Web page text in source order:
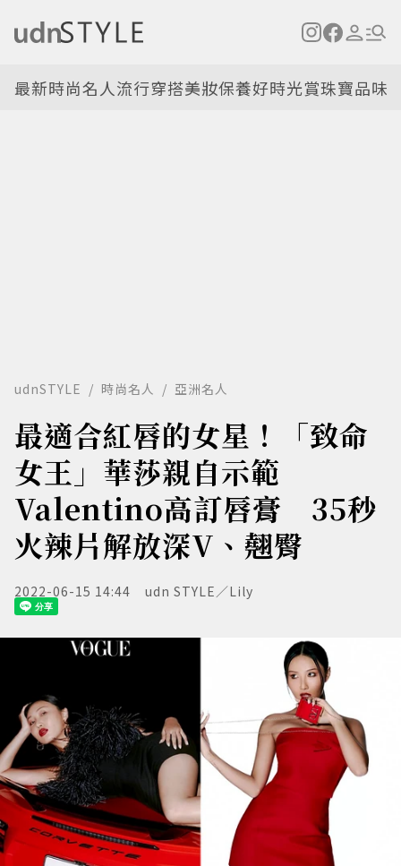
最新時尚名人流行穿搭美妝保養好時光賞珠寶品味
udnSTYLE 時尚名人 亞洲名人
最適合紅唇的女星！「致命
女王」華莎親自示範
Valentino高訂唇膏 35秒
火辣片解放深V、翹臀
2022-06-15 14:44 udn STYLE／Lily